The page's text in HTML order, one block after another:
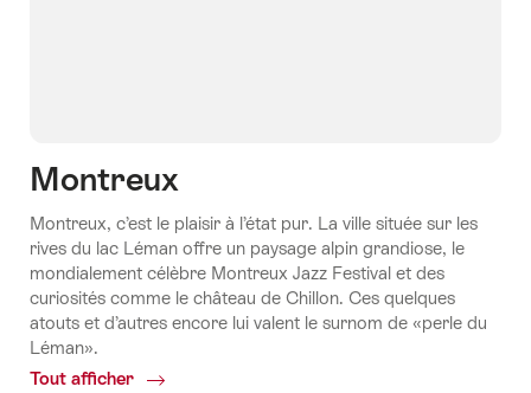
Montreux
Montreux, c’est le plaisir à l’état pur. La ville située sur les
rives du lac Léman offre un paysage alpin grandiose, le
mondialement célèbre Montreux Jazz Festival et des
curiosités comme le château de Chillon. Ces quelques
atouts et d’autres encore lui valent le surnom de «perle du
Léman».
Tout afficher
Common.Of